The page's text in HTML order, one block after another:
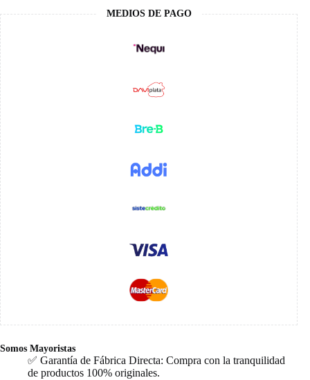
MEDIOS DE PAGO
Somos Mayoristas
✅ Garantía de Fábrica Directa: Compra con la tranquilidad
de productos 100% originales.